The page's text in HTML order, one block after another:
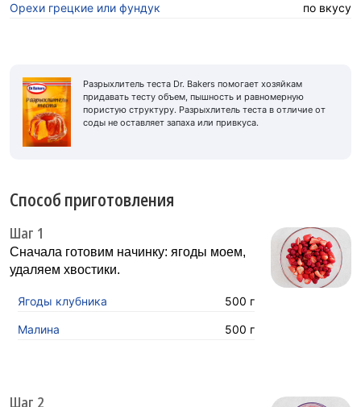
Орехи грецкие или фундук по вкусу
Разрыхлитель теста Dr. Bakers помогает хозяйкам
придавать тесту объем, пышность и равномерную
пористую структуру. Разрыхлитель теста в отличие от
соды не оставляет запаха или привкуса.
Способ приготовления
Шаг 1
Сначала готовим начинку: ягоды моем,
удаляем хвостики.
Ягоды клубника 500 г
Малина 500 г
Шаг 2